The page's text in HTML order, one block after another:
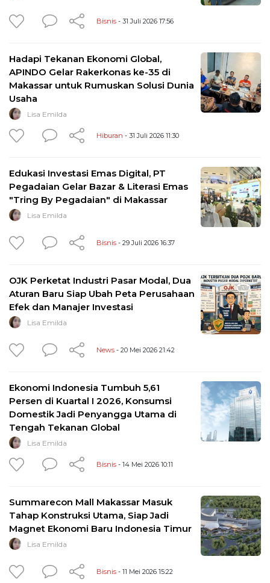
Bisnis - 31 Juli 2026 17:56
Hadapi Tekanan Ekonomi Global,
APINDO Gelar Rakerkonas ke-35 di
Makassar untuk Rumuskan Solusi Dunia
Usaha
Lisa Emilda
Hiburan - 31 Juli 2026 11:30
Edukasi Investasi Emas Digital, PT
Pegadaian Gelar Bazar & Literasi Emas
"Tring By Pegadaian" di Makassar
Lisa Emilda
Bisnis - 29 Juli 2026 16:37
OJK Perketat Industri Pasar Modal, Dua
Aturan Baru Siap Ubah Peta Perusahaan
Efek dan Manajer Investasi
Lisa Emilda
News - 20 Mei 2026 21:42
Ekonomi Indonesia Tumbuh 5,61
Persen di Kuartal I 2026, Konsumsi
Domestik Jadi Penyangga Utama di
Tengah Tekanan Global
Lisa Emilda
Bisnis - 14 Mei 2026 10:11
Summarecon Mall Makassar Masuk
Tahap Konstruksi Utama, Siap Jadi
Magnet Ekonomi Baru Indonesia Timur
Lisa Emilda
Bisnis - 11 Mei 2026 15:22